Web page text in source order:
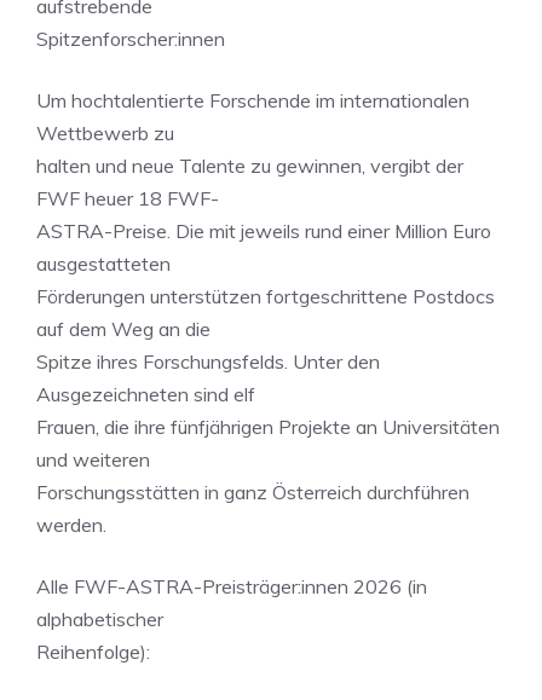
aufstrebende
Spitzenforscher:innen
Um hochtalentierte Forschende im internationalen
Wettbewerb zu
halten und neue Talente zu gewinnen, vergibt der
FWF heuer 18 FWF-
ASTRA-Preise. Die mit jeweils rund einer Million Euro
ausgestatteten
Förderungen unterstützen fortgeschrittene Postdocs
auf dem Weg an die
Spitze ihres Forschungsfelds. Unter den
Ausgezeichneten sind elf
Frauen, die ihre fünfjährigen Projekte an Universitäten
und weiteren
Forschungsstätten in ganz Österreich durchführen
werden.
Alle FWF-ASTRA-Preisträger:innen 2026 (in
alphabetischer
Reihenfolge):